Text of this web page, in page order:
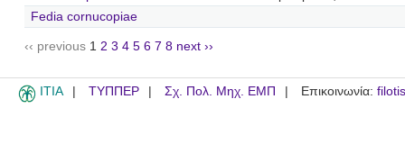
Fedia cornucopiae
‹‹ previous 1 2 3 4 5 6 7 8 next ››
ITIA ΤΥΠΠΕΡ Σχ. Πολ. Μηχ. ΕΜΠ Επικοινωνία: